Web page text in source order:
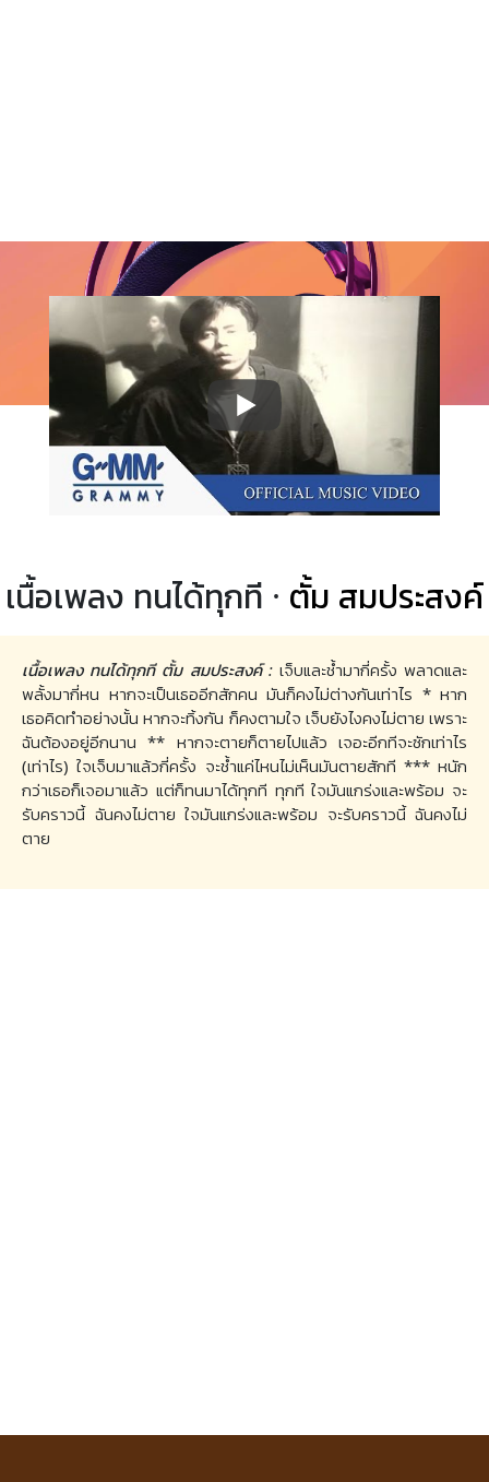
เนื้อเพลง ทนได้ทุกที · ตั้ม สมประสงค์
เนื้อเพลง ทนได้ทุกที ตั้ม สมประสงค์ : เจ็บและช้ำมากี่ครั้ง พลาดและ
พลั้งมากี่หน หากจะเป็นเธออีกสักคน มันก็คงไม่ต่างกันเท่าไร * หาก
เธอคิดทำอย่างนั้น หากจะทิ้งกัน ก็คงตามใจ เจ็บยังไงคงไม่ตาย เพราะ
ฉันต้องอยู่อีกนาน ** หากจะตายก็ตายไปแล้ว เจอะอีกทีจะซักเท่าไร
(เท่าไร) ใจเจ็บมาแล้วกี่ครั้ง จะช้ำแค่ไหนไม่เห็นมันตายสักที *** หนัก
กว่าเธอก็เจอมาแล้ว แต่ก็ทนมาได้ทุกที ทุกที ใจมันแกร่งและพร้อม จะ
รับคราวนี้ ฉันคงไม่ตาย ใจมันแกร่งและพร้อม จะรับคราวนี้ ฉันคงไม่
ตาย